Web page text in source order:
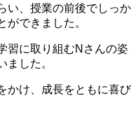
い、授業の前後でしっか
ができました。
習に取り組むNさんの姿
ました。
かけ、成長をともに喜び